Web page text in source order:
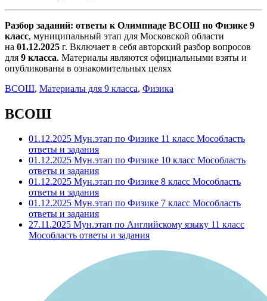
Разбор заданий: ответы к Олимпиаде ВСОШ по Физике 9
класс, муниципальный этап для Московской области
на 01.12.2025 г. Включает в себя авторский разбор вопросов
для 9 класса. Материалы являются официальными взяты и
опубликованы в ознакомительных целях
ВСОШ, Материалы для 9 класса, Физика
ВСОШ
01.12.2025 Мун.этап по Физике 11 класс Мособласть
ответы и задания
01.12.2025 Мун.этап по Физике 10 класс Мособласть
ответы и задания
01.12.2025 Мун.этап по Физике 8 класс Мособласть
ответы и задания
01.12.2025 Мун.этап по Физике 7 класс Мособласть
ответы и задания
27.11.2025 Мун.этап по Английскому языку 11 класс
Мособласть ответы и задания